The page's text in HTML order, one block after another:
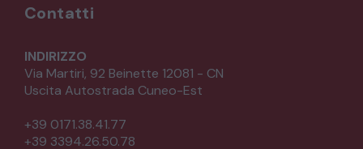
Contatti
INDIRIZZO
Via Martiri, 92 Beinette 12081 - CN
Uscita Autostrada Cuneo-Est
+39 0171.38.41.77
+39 3394.26.50.78